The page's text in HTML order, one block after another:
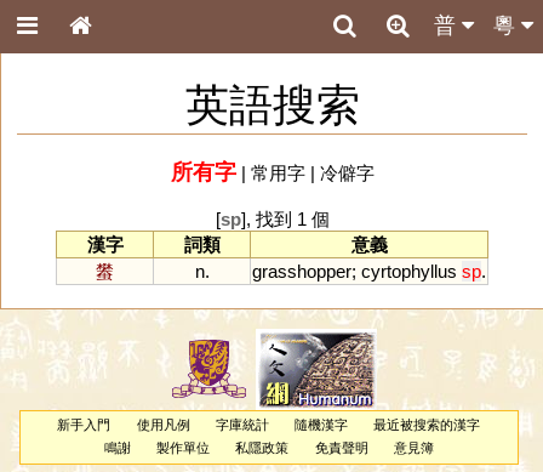
粵
普
英語搜索
所有字| 常用字| 冷僻字
[sp], 找到 1 個
漢字
詞類
意義
蠜
n. grasshopper; cyrtophyllus sp.
新手入門 使用凡例 字庫統計 隨機漢字
最近被搜索的漢字
鳴謝
製作單位 私隱政策 免責聲明 意見簿